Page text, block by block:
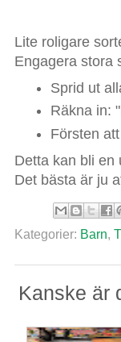
Lite roligare
Engagera stora
Sprid ut
Räkna in:
Försten
Detta kan bli en
Det bästa är ju
Kategorier: Barn,
Kanske är